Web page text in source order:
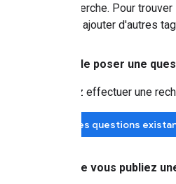
de recherche. Pour
pouvez ajouter d'autres
Avant de poser une
Veuillez effectuer une
Voir les questions
Lorsque vous publiez